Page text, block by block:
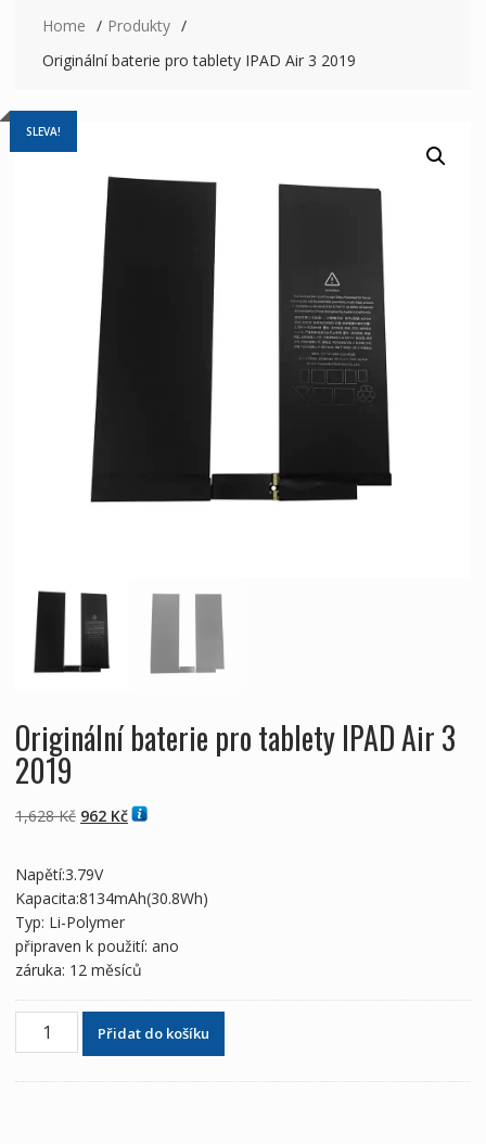
Home
Produkty
Originální baterie pro tablety IPAD Air 3 2019
SLEVA!
Originální baterie pro tablety IPAD Air 3
2019
1,628Kč Původní
1,628 Kč
962 KčAktuální
Napětí:3.79V
Kapacita:8134mAh(30.8Wh)
Typ: Li-Polymer
připraven k použití: ano
záruka: 12 měsíců
Originální
baterie
Přidat do košíku